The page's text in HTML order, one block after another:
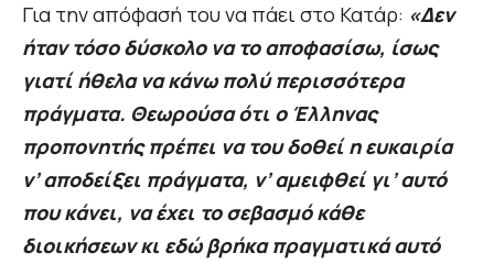
Για την απόφασή του να πάει στο Κατάρ: «Δεν
ήταν τόσο δύσκολο να το αποφασίσω, ίσως
γιατί ήθελα να κάνω πολύ περισσότερα
πράγματα. Θεωρούσα ότι ο Έλληνας
προπονητής πρέπει να του δοθεί η ευκαιρία
ν’ αποδείξει πράγματα, ν’ αμειφθεί γι’ αυτό
που κάνει, να έχει το σεβασμό κάθε
διοικήσεων κι εδώ βρήκα πραγματικά αυτό